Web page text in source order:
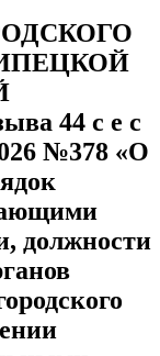
44 с е с
№378 «О
должности